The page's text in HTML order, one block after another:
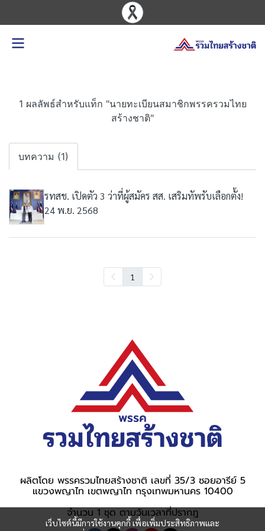
1 ผลลัพธ์สำหรับแท็ก "นายทะเบียนสมาชิกพรรครวมไทย
สร้างชาติ"
บทความ (1)
รทสช. เปิดตัว 3 ว่าที่ผู้สมัคร สส. เสริมทัพรับเลือกตั้ง!
24 พ.ย. 2568
1
เว็บไซต์นี้มีการใช้งานคุกกี้ เพื่อเพิ่มประสิทธิภาพและ
ผลิตโดย พรรครวมไทยสร้างชาติ เลขที่ 35/3 ซอยอารีย์ 5
แขวงพญาไท เขตพญาไท กรุงเทพมหานคร 10400
จำนวน 1 ชุด ตามวันเวลาที่ปรากฎ